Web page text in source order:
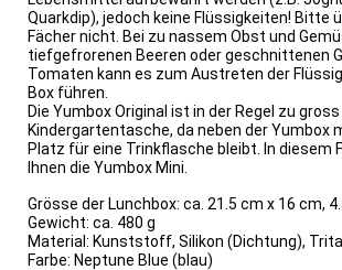
Quarkdip), jedoch keine Flüssigkeiten! Bitte
Fächer nicht. Bei zu nassem Obst und
tiefgefrorenen Beeren oder geschnittenen
Tomaten kann es zum Austreten der
Box führen.
Die Yumbox Original ist in der Regel zu
Kindergartentasche, da neben der Yumbox
Platz für eine Trinkflasche bleibt. In diesem
Ihnen die Yumbox Mini.
Grösse der Lunchbox: ca. 21.5 cm x 16 cm,
Gewicht: ca. 480 g
Material: Kunststoff, Silikon (Dichtung),
Farbe: Neptune Blue (blau)